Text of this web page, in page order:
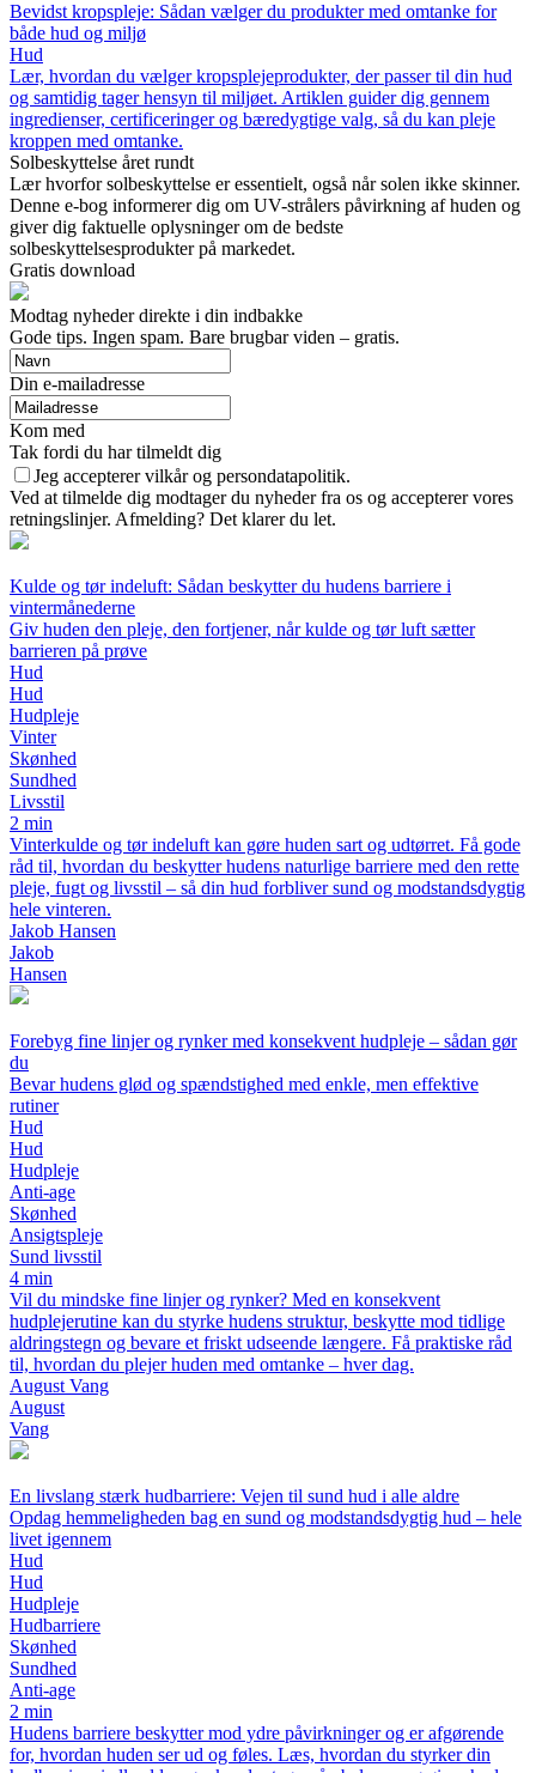
Bevidst kropspleje: Sådan vælger du produkter med omtanke for
både hud og miljø
Hud
Lær, hvordan du vælger kropsplejeprodukter, der passer til din hud
og samtidig tager hensyn til miljøet. Artiklen guider dig gennem
ingredienser, certificeringer og bæredygtige valg, så du kan pleje
kroppen med omtanke.
Solbeskyttelse året rundt
Lær hvorfor solbeskyttelse er essentielt, også når solen ikke skinner.
Denne e-bog informerer dig om UV-strålers påvirkning af huden og
giver dig faktuelle oplysninger om de bedste
solbeskyttelsesprodukter på markedet.
Gratis download
Modtag nyheder direkte i din indbakke
Gode tips. Ingen spam. Bare brugbar viden – gratis.
Din e-mailadresse
Kom med
Tak fordi du har tilmeldt dig
Jeg accepterer vilkår og persondatapolitik.
Ved at tilmelde dig modtager du nyheder fra os og accepterer vores
retningslinjer. Afmelding? Det klarer du let.
Kulde og tør indeluft: Sådan beskytter du hudens barriere i
vintermånederne
Giv huden den pleje, den fortjener, når kulde og tør luft sætter
barrieren på prøve
Hud
Hud
Hudpleje
Vinter
Skønhed
Sundhed
Livsstil
2 min
Vinterkulde og tør indeluft kan gøre huden sart og udtørret. Få gode
råd til, hvordan du beskytter hudens naturlige barriere med den rette
pleje, fugt og livsstil – så din hud forbliver sund og modstandsdygtig
hele vinteren.
Jakob Hansen
Jakob
Hansen
Forebyg fine linjer og rynker med konsekvent hudpleje – sådan gør
du
Bevar hudens glød og spændstighed med enkle, men effektive
rutiner
Hud
Hud
Hudpleje
Anti-age
Skønhed
Ansigtspleje
Sund livsstil
4 min
Vil du mindske fine linjer og rynker? Med en konsekvent
hudplejerutine kan du styrke hudens struktur, beskytte mod tidlige
aldringstegn og bevare et friskt udseende længere. Få praktiske råd
til, hvordan du plejer huden med omtanke – hver dag.
August Vang
August
Vang
En livslang stærk hudbarriere: Vejen til sund hud i alle aldre
Opdag hemmeligheden bag en sund og modstandsdygtig hud – hele
livet igennem
Hud
Hud
Hudpleje
Hudbarriere
Skønhed
Sundhed
Anti-age
2 min
Hudens barriere beskytter mod ydre påvirkninger og er afgørende
for, hvordan huden ser ud og føles. Læs, hvordan du styrker din